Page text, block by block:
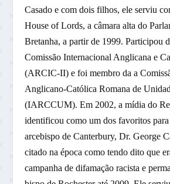
Casado e com dois filhos, ele serviu
House of Lords, a câmara alta do
Bretanha, a partir de 1999. Participou
Comissão Internacional Anglicana e
(ARCIC-II) e foi membro da a
Anglicano-Católica Romana de
(IARCCUM). Em 2002, a mídia do
identificou como um dos favoritos para
arcebispo de Canterbury, Dr. George
citado na época como tendo dito que
campanha de difamação racista e